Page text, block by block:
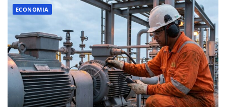
ECONOMIA